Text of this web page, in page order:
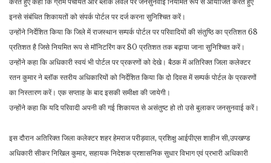
इनसे संबंधित शिकायतों को संपर्क पोर्टल पर दर्ज करना सुनिश्चित करें।
उन्होंने निर्देशित किया कि जिले में राजस्थान सम्पर्क पोर्टल पर परिवादियों की संतुष्ठि का प्रतिशत 68
प्रतिशत है जिसे नियमित रूप से मॉनिटरिंग कर 80 प्रतिशत तक बढ़ाया जाना ​सुनिश्चित करें।
उन्होंने कहा कि अधिकारी स्वयं भी पोर्टल पर प्रकरणों को देखे। बैठक में अतिरिक्त जिला कलेक्टर
रतन कुमार ने ब्लॉक स्तरीय अधिकारियों को निर्देशित किया कि दो दिवस में सम्पर्क पोर्टल के प्रकरणों
का निस्तारण करें। एक सप्ताह के बाद इसकी समीक्षा की जायेगी।
उन्होंने कहा कि यदि परिवादी अपनी की गई शिकायत से असंतुष्ट हो तो उसे बुलाकर जनसुनवाई करें।
इस दौरान अ​तिरिक्त जिला कलेक्टर शहर हेमराज परीड़वाल, प्रशिक्षु आईपीएस शाहीन सी,उपखण्ड
अधिकारी सीकर निखिल कुमार, सहायक निदेशक प्रशासनिक सुधार विभाग एवं प्रभारी अधिकारी